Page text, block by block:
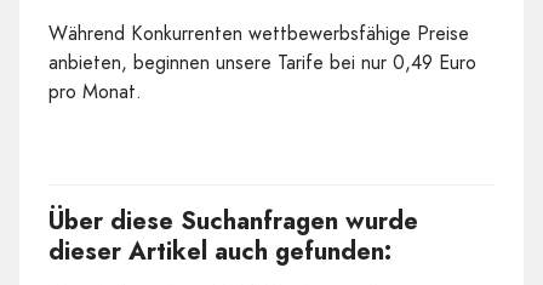
Während Konkurrenten wettbewerbsfähige Preise
anbieten, beginnen unsere Tarife bei nur 0,49 Euro
pro Monat.
Über diese Suchanfragen wurde
dieser Artikel auch gefunden: